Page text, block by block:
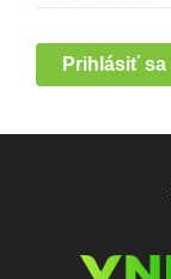
Prihlásiť sa